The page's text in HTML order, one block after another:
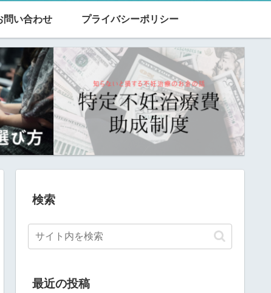
問い合わせ プライバシーポリシー
検索
最近の投稿